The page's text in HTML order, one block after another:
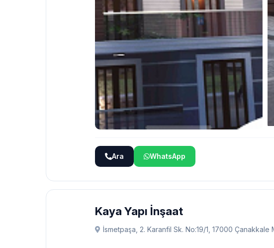
Ara WhatsApp
Kaya Yapı İnşaat
İsmetpaşa, 2. Karanfil Sk. No:19/1, 17000